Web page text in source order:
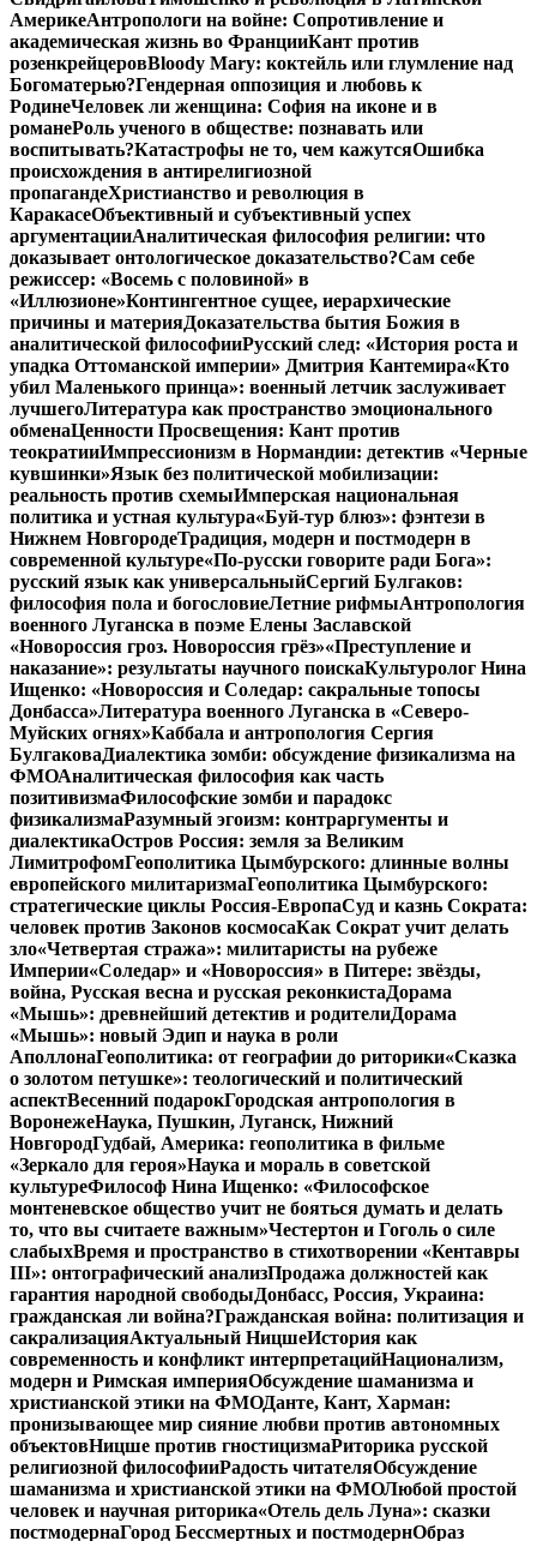
АмерикеАнтропологи на войне: Сопротивление и
академическая жизнь во ФранцииКант против
розенкрейцеровBloody Mary: коктейль или глумление над
Богоматерью?Гендерная оппозиция и любовь к
РодинеЧеловек ли женщина: София на иконе и в
романеРоль ученого в обществе: познавать или
воспитывать?Катастрофы не то, чем кажутсяОшибка
происхождения в антирелигиозной
пропагандеХристианство и революция в
КаракасеОбъективный и субъективный успех
аргументацииАналитическая философия религии: что
доказывает онтологическое доказательство?Сам себе
режиссер: «Восемь с половиной» в
«Иллюзионе»Контингентное сущее, иерархические
причины и материяДоказательства бытия Божия в
аналитической философииРусский след: «История роста и
упадка Оттоманской империи» Дмитрия Кантемира«Кто
убил Маленького принца»: военный летчик заслуживает
лучшегоЛитература как пространство эмоционального
обменаЦенности Просвещения: Кант против
теократииИмпрессионизм в Нормандии: детектив «Черные
кувшинки»Язык без политической мобилизации:
реальность против схемыИмперская национальная
политика и устная культура«Буй-тур блюз»: фэнтези в
Нижнем НовгородеТрадиция, модерн и постмодерн в
современной культуре«По-русски говорите ради Бога»:
русский язык как универсальныйСергий Булгаков:
философия пола и богословиеЛетние рифмыАнтропология
военного Луганска в поэме Елены Заславской
«Новороссия гроз. Новороссия грёз»«Преступление и
наказание»: результаты научного поискаКультуролог Нина
Ищенко: «Новороссия и Соледар: сакральные топосы
Донбасса»Литература военного Луганска в «Северо-
Муйских огнях»Каббала и антропология Сергия
БулгаковаДиалектика зомби: обсуждение физикализма на
ФМОАналитическая философия как часть
позитивизмаФилософские зомби и парадокс
физикализмаРазумный эгоизм: контраргументы и
диалектикаОстров Россия: земля за Великим
ЛимитрофомГеополитика Цымбурского: длинные волны
европейского милитаризмаГеополитика Цымбурского:
стратегические циклы Россия-ЕвропаСуд и казнь Сократа:
человек против Законов космосаКак Сократ учит делать
зло«Четвертая стража»: милитаристы на рубеже
Империи«Соледар» и «Новороссия» в Питере: звёзды,
война, Русская весна и русская реконкистаДорама
«Мышь»: древнейший детектив и родителиДорама
«Мышь»: новый Эдип и наука в роли
АполлонаГеополитика: от географии до риторики«Сказка
о золотом петушке»: теологический и политический
аспектВесенний подарокГородская антропология в
ВоронежеНаука, Пушкин, Луганск, Нижний
НовгородГудбай, Америка: геополитика в фильме
«Зеркало для героя»Наука и мораль в советской
культуреФилософ Нина Ищенко: «Философское
монтеневское общество учит не бояться думать и делать
то, что вы считаете важным»Честертон и Гоголь о силе
слабыхВремя и пространство в стихотворении «Кентавры
III»: онтографический анализПродажа должностей как
гарантия народной свободыДонбасс, Россия, Украина:
гражданская ли война?Гражданская война: политизация и
сакрализацияАктуальный НицшеИстория как
современность и конфликт интерпретацийНационализм,
модерн и Римская империяОбсуждение шаманизма и
христианской этики на ФМОДанте, Кант, Харман:
пронизывающее мир сияние любви против автономных
объектовНицше против гностицизмаРиторика русской
религиозной философииРадость читателяОбсуждение
шаманизма и христианской этики на ФМОЛюбой простой
человек и научная риторика«Отель дель Луна»: сказки
постмодернаГород Бессмертных и постмодернОбраз